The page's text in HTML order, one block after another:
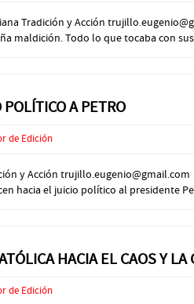
y Acción
maldición. Todo lo que tocaba con
A PETRO
de Edición
y Acción
hacia el juicio político al presidente
HACIA EL CAOS Y LA
de Edición